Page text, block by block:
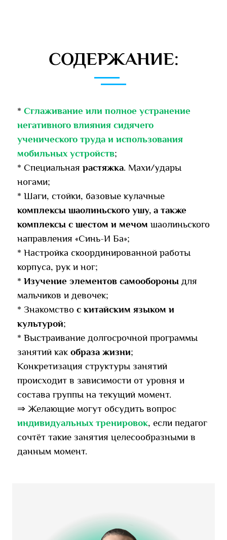
СОДЕРЖАНИЕ:
* Сглаживание или полное устранение
негативного влияния сидячего
ученического труда и использования
мобильных устройств;
* Специальная растяжка. Махи/удары
ногами;
* Шаги, стойки, базовые кулачные
комплексы шаолиньского ушу, а также
комплексы с шестом и мечом шаолиньского
направления «Синь-И Ба»;
* Настройка скоординированной работы
корпуса, рук и ног;
* Изучение элементов самообороны для
мальчиков и девочек;
* Знакомство с китайским языком и
культурой;
* Выстраивание долгосрочной программы
занятий как образа жизни;
Конкретизация структуры занятий
происходит в зависимости от уровня и
состава группы на текущий момент.
⇒ Желающие могут обсудить вопрос
индивидуальных тренировок, если педагог
сочтёт такие занятия целесообразными в
данным момент.